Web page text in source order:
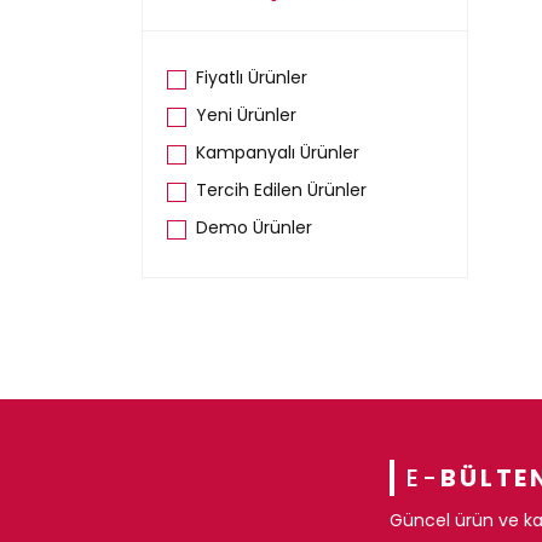
Fiyatlı Ürünler
Yeni Ürünler
Kampanyalı Ürünler
Tercih Edilen Ürünler
Demo Ürünler
E-
Güncel ürün ve